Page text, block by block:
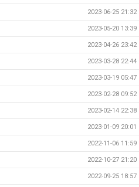
2023-06-25 21:32
2023-05-20 13:39
2023-04-26 23:42
2023-03-28 22:44
2023-03-19 05:47
2023-02-28 09:52
2023-02-14 22:38
2023-01-09 20:01
2022-11-06 11:59
2022-10-27 21:20
2022-09-25 18:57